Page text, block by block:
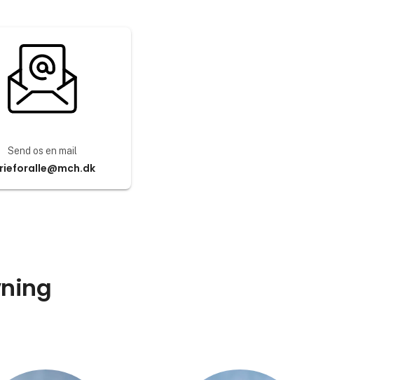
Send os en mail